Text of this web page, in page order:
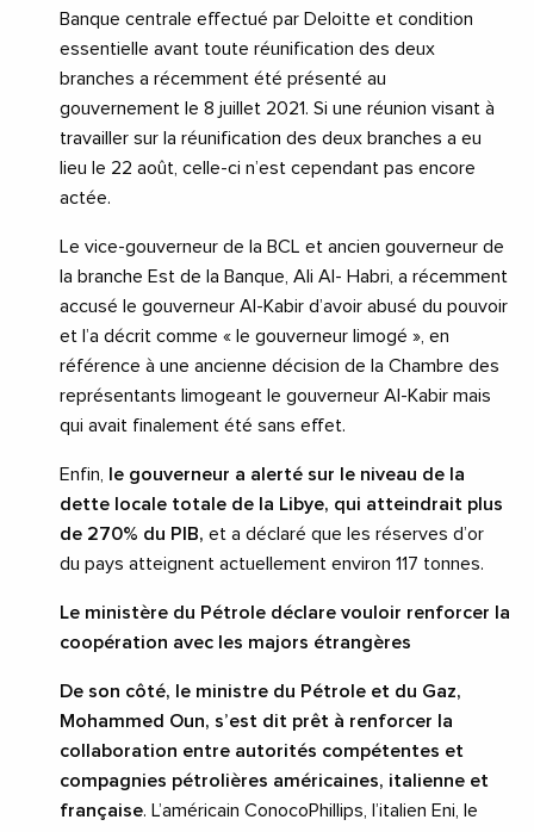
Banque centrale effectué par Deloitte et condition
essentielle avant toute réunification des deux
branches a récemment été présenté au
gouvernement le 8 juillet 2021. Si une réunion visant à
travailler sur la réunification des deux branches a eu
lieu le 22 août, celle-ci n’est cependant pas encore
actée.
Le vice-gouverneur de la BCL et ancien gouverneur de
la branche Est de la Banque, Ali Al- Habri, a récemment
accusé le gouverneur Al-Kabir d’avoir abusé du pouvoir
et l’a décrit comme « le gouverneur limogé », en
référence à une ancienne décision de la Chambre des
représentants limogeant le gouverneur Al-Kabir mais
qui avait finalement été sans effet.
Enfin,
le gouverneur a alerté sur le niveau de la
dette locale totale de la Libye, qui atteindrait plus
de 270% du PIB, et a déclaré que les réserves d’or
du pays atteignent actuellement environ 117 tonnes.
Le ministère du Pétrole déclare vouloir renforcer la
coopération avec les majors étrangères
De son côté, le ministre du Pétrole et du Gaz,
Mohammed Oun, s’est dit prêt à renforcer la
collaboration entre autorités compétentes et
compagnies pétrolières américaines, italienne et
française. L’américain ConocoPhillips, l’italien Eni, le